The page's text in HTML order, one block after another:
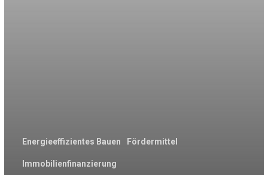
Energieeffizientes Bauen Fördermittel
Immobilienfinanzierung